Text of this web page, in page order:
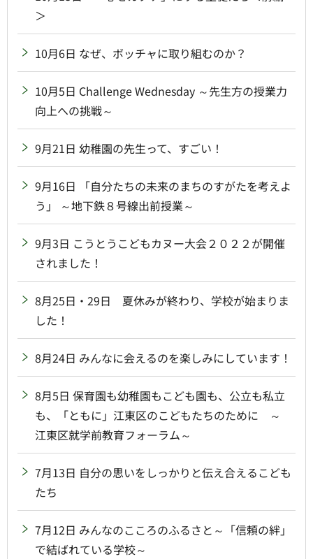
＞
10月6日 なぜ、ボッチャに取り組むのか？
10月5日 Challenge Wednesday ～先生方の授業力
向上への挑戦～
9月21日 幼稚園の先生って、すごい！
9月16日 「自分たちの未来のまちのすがたを考えよ
う」 ～地下鉄８号線出前授業～
9月3日 こうとうこどもカヌー大会２０２２が開催
されました！
8月25日・29日 夏休みが終わり、学校が始まりま
した！
8月24日 みんなに会えるのを楽しみにしています！
8月5日 保育園も幼稚園もこども園も、公立も私立
も、「ともに」江東区のこどもたちのために ～
江東区就学前教育フォーラム～
7月13日 自分の思いをしっかりと伝え合えるこども
たち
7月12日 みんなのこころのふるさと～「信頼の絆」
で結ばれている学校～